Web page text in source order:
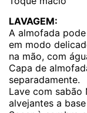
LAVAGEM:
A almofada
em modo
na mão, com
Capa de
separadamente.
Lave com sabão
alvejantes a